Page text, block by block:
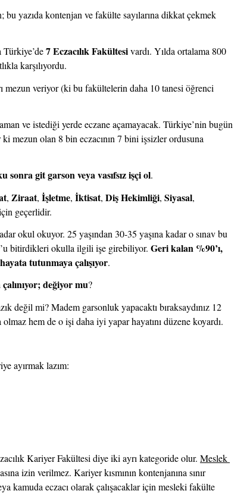
yazıda kontenjan ve fakülte sayılarına dikkat çekmek
Türkiye’de 7 Eczacılık Fakültesi vardı. Yılda ortalama 800
karşılıyordu.
mezun veriyor (ki bu fakültelerin daha 10 tanesi öğrenci
ve istediği yerde eczane açamayacak. Türkiye’nin bugün
mezun olan 8 bin eczacının 7 bini işsizler ordusuna
sonra git garson veya vasıfsız işçi ol.
, Ziraat, İşletme, İktisat, Diş Hekimliği, Siyasal
geçerlidir.
okul okuyor. 25 yaşından 30-35 yaşına kadar o sınav bu
bitirdikleri okulla ilgili işe girebiliyor. Geri kalan %90’ı,
tutunmaya çalışıyor.
çalınıyor; değiyor mu?
değil mi? Madem garsonluk yapacaktı bıraksaydınız 12
hem de o işi daha iyi yapar hayatını düzene koyardı.
ayırmak lazım:
Kariyer Fakültesi diye iki ayrı kategoride olur. Meslek
izin verilmez. Kariyer kısmının kontenjanına sınır
kamuda eczacı olarak çalışacaklar için mesleki fakülte